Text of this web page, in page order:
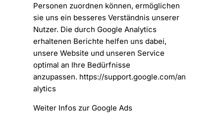
Personen zuordnen können, ermöglichen
sie uns ein besseres Verständnis unserer
Nutzer. Die durch Google Analytics
erhaltenen Berichte helfen uns dabei,
unsere Website und unseren Service
optimal an Ihre Bedürfnisse
anzupassen. https://support.google.com/an
alytics
Weiter Infos zur Google Ads